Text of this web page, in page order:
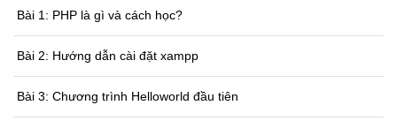
Bài 1: PHP là gì và cách học?
Bài 2: Hướng dẫn cài đặt xampp
Bài 3: Chương trình Helloworld đầu tiên